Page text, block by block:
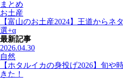
まとめ
お土産
【富山のお土産2024】王道からネ
選+α
最新記事
2026.04.30
自然
【ホタルイカの身投げ2026】旬や
きた！